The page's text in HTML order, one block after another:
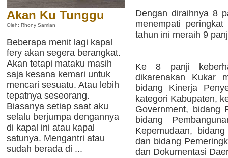
Akan Ku Tunggu
Oleh: Rhony Samlan
Beberapa menit lagi kapal
fery akan segera berangkat.
Akan tetapi mataku masih
saja kesana kemari untuk
mencari sesuatu. Atau lebih
tepatnya seseorang.
Biasanya setiap saat aku
selalu berjumpa dengannya
di kapal ini atau kapal
satunya. Mengantri atau
sudah berada di ...
Dengan diraihnya 8
menempati
tahun ini meraih 9
Ke 8 panji
dikarenakan Kukar
bidang Kinerja
kategori Kabupaten,
Government, bidang
bidang
Kepemudaan,
dan bidang
dan Dokumentasi